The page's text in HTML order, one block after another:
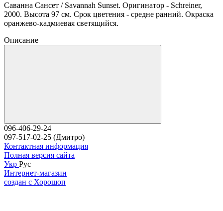
Саванна Сансет / Savannah Sunset. Оригинатор - Schreiner,
2000. Высота 97 см. Срок цветения - средне ранний. Окраска
оранжево-кадмиевая светящийся.
Описание
096-406-29-24
097-517-02-25 (Дмитро)
Контактная информация
Полная версия сайта
Укр Рус
Интернет-магазин
создан с Хорошоп